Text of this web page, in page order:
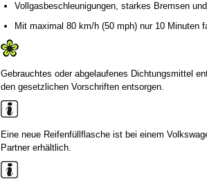
Vollgasbeschleunigungen, starkes Bremsen
Mit maximal 80 km/h (50 mph) nur 10 Minuten
Gebrauchtes oder abgelaufenes Dichtungsmittel
den gesetzlichen Vorschriften entsorgen.
Eine neue Reifenfüllflasche ist bei einem
Partner erhältlich.